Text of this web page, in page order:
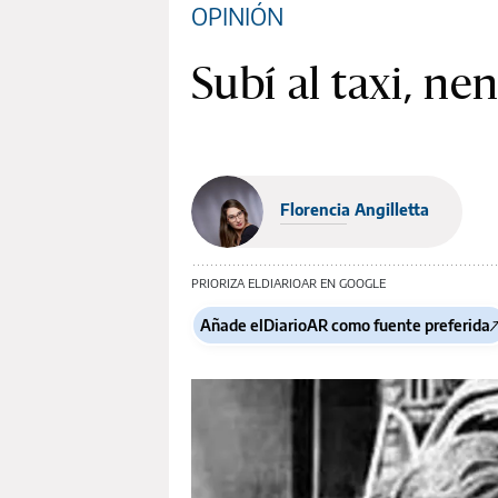
OPINIÓN
Subí al taxi,
Florencia Angilletta
PRIORIZA ELDIARIOAR EN GOOGLE
Añade elDiarioAR como fuente preferida